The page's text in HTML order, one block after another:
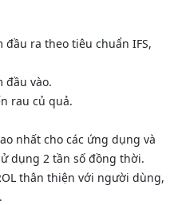
ra theo tiêu chuẩn IFS,
đầu vào.
rau củ quả.
nhất cho các ứng dụng và
dụng 2 tần số đồng thời.
thân thiện với người dùng,